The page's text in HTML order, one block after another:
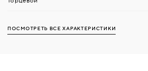
ПОСМОТРЕТЬ ВСЕ ХАРАКТЕРИСТИКИ